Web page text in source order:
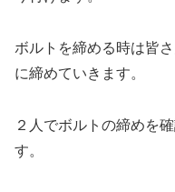
ボルトを締める時は皆
に締めていきます。
２人でボルトの締めを
す。